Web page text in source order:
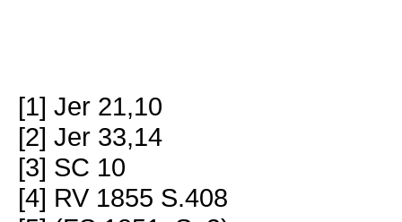
[1] Jer 21,10
[2] Jer 33,14
[3] SC 10
[4] RV 1855 S.408